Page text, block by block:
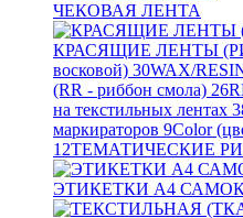
ЧЕКОВАЯ ЛЕНТА
КРАСЯЩИЕ ЛЕНТЫ
восковой) 30WAX/
(RR - риббон смола) 26
на текстильных лентах
маркираторов 9Color
12ТЕМАТИЧЕСКИЕ
ЭТИКЕТКИ А4